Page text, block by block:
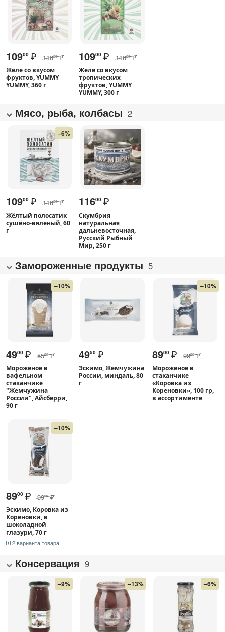
10900 ₽ 11600 ₽
Желе со вкусом
фруктов, YUMMY
YUMMY, 360 г
10900 ₽ 11600 ₽
Желе со вкусом
тропических
фруктов, YUMMY
YUMMY, 300 г
Мясо, рыба, колбасы 2
–6%
10900 ₽ 11600 ₽
Жёлтый полосатик
сушёно-вяленый, 60
г
11600 ₽
Скумбрия
натуральная
дальневосточная,
Русский Рыбный
Мир, 250 г
Замороженные продукты 5
–10%
4900 ₽ 5500 ₽
Мороженое в
вафельном
стаканчике
"Жемчужина
России", Айсберри,
90 г
4950 ₽
Эскимо, Жемчужина
России, миндаль, 80
г
–10%
8900 ₽ 9900 ₽
Мороженое в
стаканчике
«Коровка из
Кореновки», 100 гр,
в ассортименте
–10%
8900 ₽ 9900 ₽
Эскимо, Коровка из
Кореновки, в
шоколадной
глазури, 70 г
2 варианта товара
Консервация 9
–9% –13% –6%